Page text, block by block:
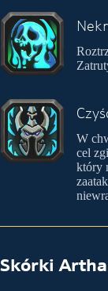
W
cel
który
Skórki